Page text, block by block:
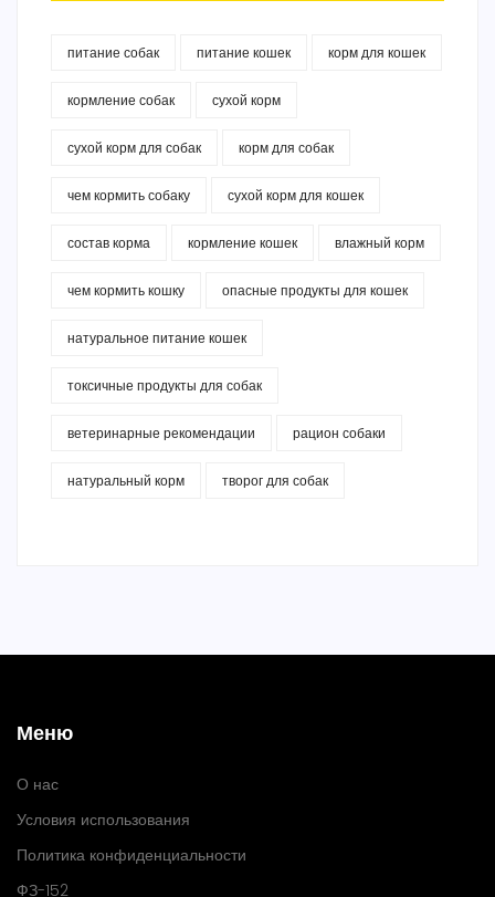
питание собак питание кошек корм для кошек
кормление собак сухой корм
сухой корм для собак корм для собак
чем кормить собаку сухой корм для кошек
состав корма кормление кошек влажный корм
чем кормить кошку опасные продукты для кошек
натуральное питание кошек
токсичные продукты для собак
ветеринарные рекомендации рацион собаки
натуральный корм творог для собак
Меню
О нас
Условия использования
Политика конфиденциальности
ФЗ-152